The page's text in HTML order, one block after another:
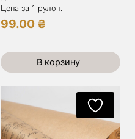
Цена за 1 рулон.
99.00 ₴
В корзину